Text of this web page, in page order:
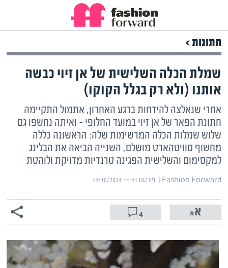
חתונות >
שמלת הכלה השלישית של אן זיוי כבשה
אותנו (ולא רק בגלל הקוקו)
אחרי שנאלצה להידחות ברגע האחרון, אתמול התקיימה
חתונת הפאר של אן זיוי במועד החלופי – ואיתה נחשפו גם
שלוש שמלות הכלה המרשימות שלה: הראשונה כללה
מחשוף סוויטהארט מושלם, השנייה הביאה את הבלינג
למקסימום והשלישית הפגינה טרנדיות מדויקת ולוהטת
Fashion Forward | ‏ פורסם ‎14/10/2024 11:41
4